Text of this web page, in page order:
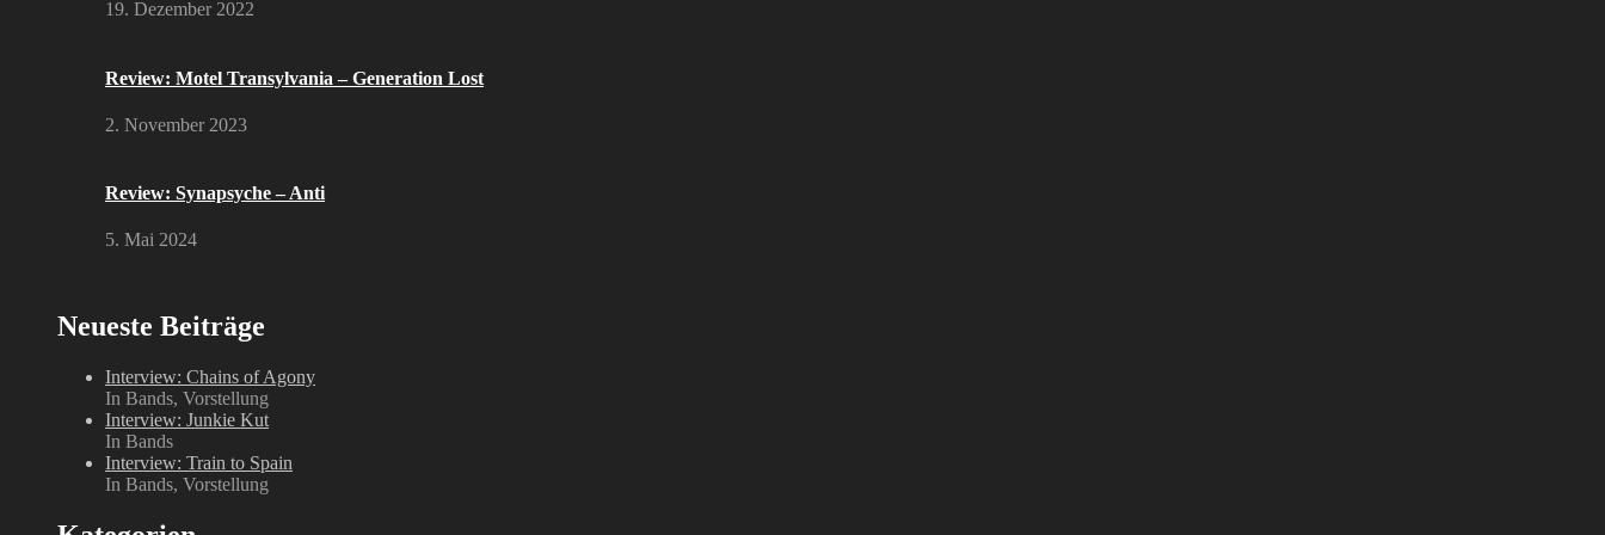
19. Dezember 2022
Review: Motel Transylvania – Generation Lost
2. November 2023
Review: Synapsyche – Anti
5. Mai 2024
Neueste Beiträge
Interview: Chains of Agony
In Bands, Vorstellung
Interview: Junkie Kut
In Bands
Interview: Train to Spain
In Bands, Vorstellung